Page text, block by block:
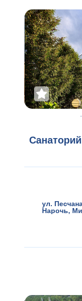
ул.
Нарочь,